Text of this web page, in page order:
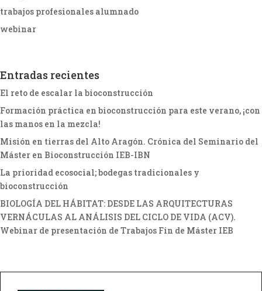
trabajos profesionales alumnado
webinar
Entradas recientes
El reto de escalar la bioconstrucción
Formación práctica en bioconstrucción para este verano, ¡con
las manos en la mezcla!
Misión en tierras del Alto Aragón. Crónica del Seminario del
Máster en Bioconstrucción IEB-IBN
La prioridad ecosocial; bodegas tradicionales y
bioconstrucción
BIOLOGÍA DEL HÁBITAT: DESDE LAS ARQUITECTURAS
VERNÁCULAS AL ANÁLISIS DEL CICLO DE VIDA (ACV).
Webinar de presentación de Trabajos Fin de Máster IEB